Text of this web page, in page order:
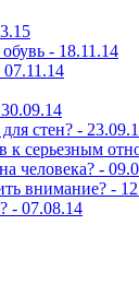
- 18.11.14
стен? -
к серьезным
человека? -
внимание? -
- 07.08.14